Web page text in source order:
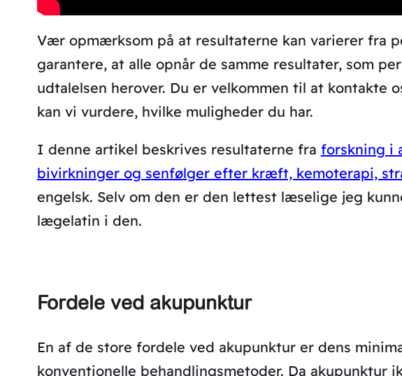
Vær opmærksom på at resultaterne kan varierer fra
garantere, at alle opnår de samme resultater, som
udtalelsen herover. Du er velkommen til at kontakte
kan vi vurdere, hvilke muligheder du har.
I denne artikel beskrives resultaterne fra forskning i
bivirkninger og senfølger efter kræft, kemoterapi,
engelsk. Selv om den er den lettest læselige jeg
lægelatin i den.
Fordele ved akupunktur
En af de store fordele ved akupunktur er dens
konventionelle behandlingsmetoder. Da akupunktur